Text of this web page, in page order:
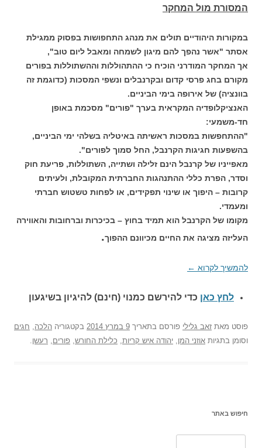
המסורת מול המחקר
במקורות היהודיים תולים את מנהג התחפושות בפסוק ממגילת
אסתר "אשר נהפך להם מיגון לשמחה ומאבל ליום טוב",
אך המחקר המודרני הוכיח כי ההתהוללות וההשתוללות בפורים
מקורם בחג פרסי קדום ובקרנבלים ונשפי המסכות (כדוגמת זה
בוונציה) של אירופה בימי הביניים.
האנציקלופדיה המקראית בערך "פורים" מסכמת באופן
חד-משמעי:
"ההתחפשות במסכות ראשיתה באיטליה בשלהי ימי הביניים,
בהשפעות חגיגות הקרנבל, החל סמוך לפורים".
מאפייניו של קרנבל הינם זלילה ושתייה, השתוללות, פריעת חוק
וסדר, הפרת כללי ההתנהגות החברתית המקובלת, ולעיתים
קרובות – היפוך או שינוי תפקידים, או לפחות טשטוש חברתי
ומעמדי.
מקומו של הקרנבל הוא תמיד בחוץ – בכיכרות וברחובות והאווירה
העליזה מציגה את החיים מכיוונם ההפוך.
להמשיך לקרוא ←
לחץ כאן כדי להירשם כמנוי (חינם) להיגיון בשיגעון
פוסט מאת זאב גלילי פורסם בתאריך 9 במרץ 2014 בקטגוריה הלכה
חגים
וסומן בתגיות אוזני המן יהודה איש קריות כלילת החורש פורים רעשן
חיפוש באתר